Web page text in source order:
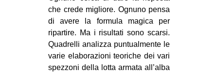
che crede migliore. Ognuno pensa
di avere la formula magica per
ripartire. Ma i risultati sono scarsi.
Quadrelli analizza puntualmente le
varie elaborazioni teoriche dei vari
spezzoni della lotta armata all’alba